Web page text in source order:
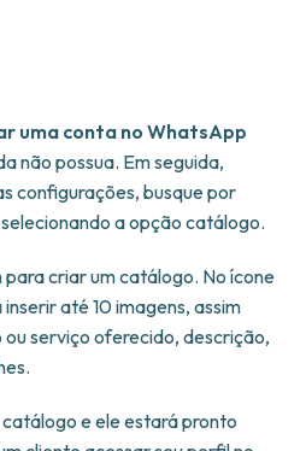
uma conta no WhatsApp
não possua. Em seguida,
configurações, busque por
a opção catálogo.
criar um catálogo. No ícone
até 10 imagens, assim
serviço oferecido, descrição,
e ele estará pronto